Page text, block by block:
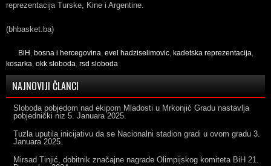
reprezentacija Turske, Kine i Argentine.
(bhbasket.ba)
BiH , bosna i hercegovina, evel hadziselimovic, kadetska reprezentacija,
kosarka, okk sloboda, rsd sloboda
NAJNOVIJI ČLANCI
Sloboda pobjedom nad ekipom Mladosti u Mrkonjić Gradu nastavlja
pobjednički niz 5. Januara 2025.
Tuzla uputila inicijativu da se Nacionalni stadion gradi u ovom gradu 3.
Januara 2025.
Mirsad Tinjić, dobitnik značajne nagrade Olimpijskog komiteta BiH 21.